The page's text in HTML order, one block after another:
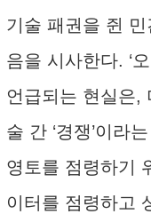
기술 패권을 쥔
음을 시사한다. ‘
언급되는 현실은,
술 간 ‘경쟁’이라
영토를 점령하기
이터를 점령하고